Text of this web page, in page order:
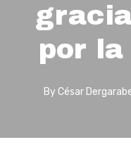
por la
By César